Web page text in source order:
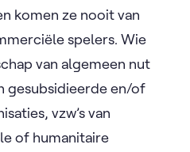
komen ze nooit van
spelers. Wie
van algemeen nut
gesubsidieerde en/of
vzw’s van
of humanitaire